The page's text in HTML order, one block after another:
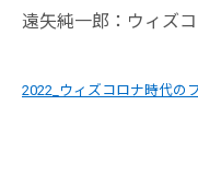
遠矢純一郎：ウィズ
2022_ウィズコロナ時代の